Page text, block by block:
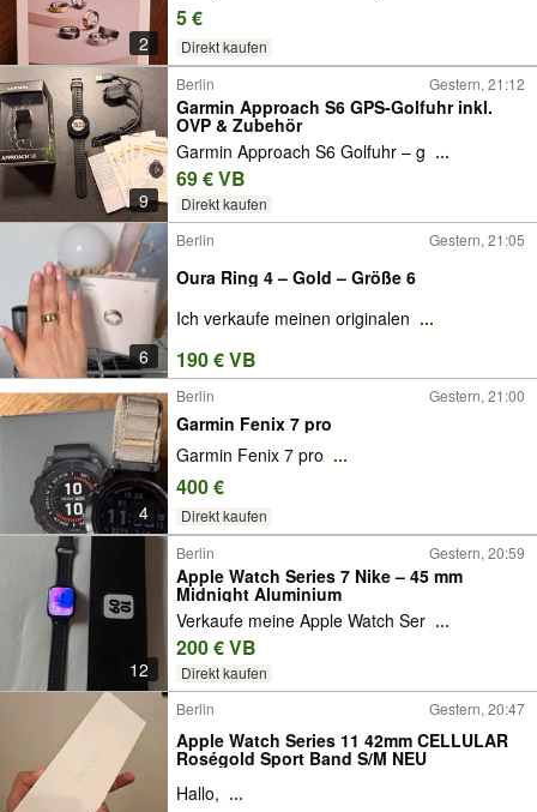
2
5 €
Direkt kaufen
9
Berlin Gestern, 21:12
Garmin Approach S6 GPS-Golfuhr inkl.
OVP & Zubehör
Garmin Approach S6 Golfuhr – g ...
69 € VB
Direkt kaufen
6
Berlin Gestern, 21:05
Oura Ring 4 – Gold – Größe 6
Ich verkaufe meinen originalen ...
190 € VB
4
Berlin Gestern, 21:00
Garmin Fenix 7 pro
Garmin Fenix 7 pro ...
400 €
Direkt kaufen
12
Berlin Gestern, 20:59
Apple Watch Series 7 Nike – 45 mm
Midnight Aluminium
Verkaufe meine Apple Watch Ser ...
200 € VB
Direkt kaufen
Berlin
Gestern, 20:47
Apple Watch Series 11 42mm CELLULAR
Roségold Sport Band S/M NEU
Hallo, ...